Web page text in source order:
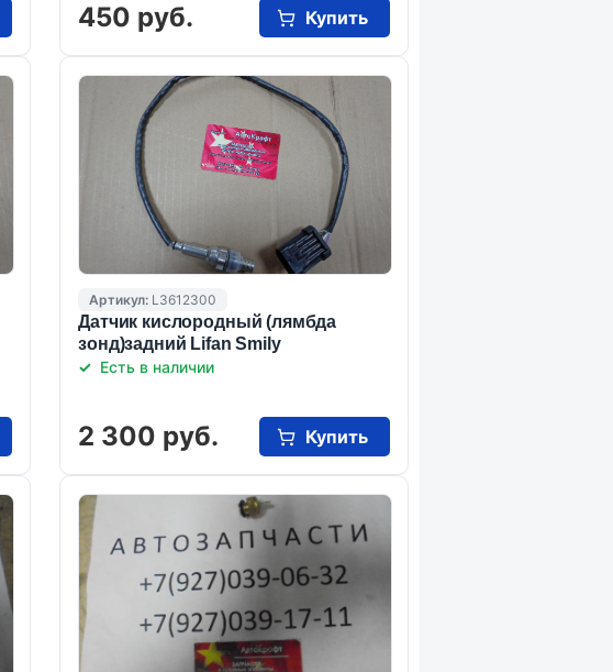
450 руб. Купить
Артикул: L3612300
Датчик кислородный (лямбда
зонд)задний Lifan Smily
Есть в наличии
2 300 руб. Купить